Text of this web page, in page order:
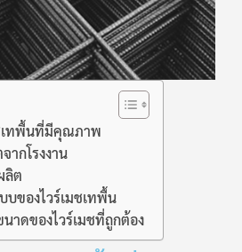
เทพื้นที่มีคุณภาพ
ากโรงงาน
ลิต
บของไวร์เมชเทพื้น
าดของไวร์เมชที่ถูกต้อง